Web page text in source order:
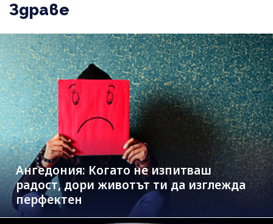
Здраве
Ангедония: Когато не изпитваш
радост, дори животът ти да изглежда
перфектен